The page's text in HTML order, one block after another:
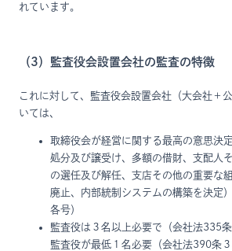
れています。
（3）監査役会設置会社の監査の特徴
これに対して、監査役会設置会社（大会社＋
いては、
取締役会が経営に関する最高の意思決
処分及び譲受け、多額の借財、支配人
の選任及び解任、支店その他の重要な
廃止、内部統制システムの構築を決定
各号）
監査役は３名以上必要で（会社法335
監査役が最低１名必要（会社法390条３